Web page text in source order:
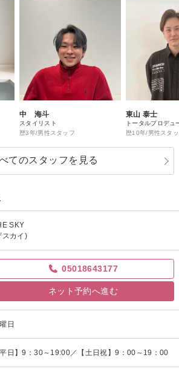
中 海斗
スタイリスト
歴3年/男性スタッフ
東山 泰士
トータルプロデュ
歴10年/男性スタ
てのスタッフを見る
SKY
スカイ)
05018643177
ネット予約へ進む
日
平日】9：30～19:00／【土日祝】9：00～19：00